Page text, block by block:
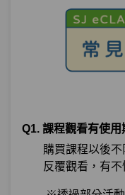
Q1. 課程觀看有使用
購買課程以後
反覆觀看，有不